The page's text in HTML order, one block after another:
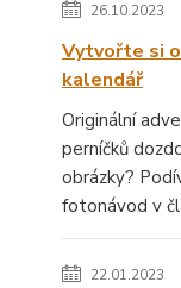
26.10.2023
Vytvořte si
kalendář
Originální
perníčků
obrázky?
fotonávod v
22.01.2023